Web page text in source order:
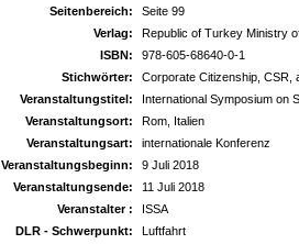
Seitenbereich:
Seite 99
Verlag:
Republic of Turkey Ministry
ISBN:
978-605-68640-0-1
Stichwörter:
Corporate Citizenship, CSR,
Veranstaltungstitel:
International Symposium on
Veranstaltungsort:
Rom, Italien
Veranstaltungsart:
internationale Konferenz
Veranstaltungsbeginn:
9 Juli 2018
Veranstaltungsende:
11 Juli 2018
Veranstalter :
ISSA
DLR - Schwerpunkt:
Luftfahrt